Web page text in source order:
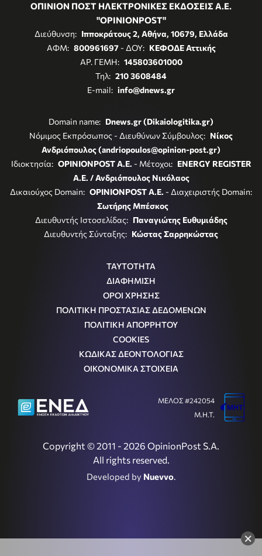
×
ΟΠΙΝΙΟΝ ΠΟΣΤ ΗΛΕΚΤΡΟΝΙΚΕΣ ΕΚΔΟΣΕΙΣ Α.Ε.
"OPINIONPOST"
Διεύθυνση: Ιπποκράτους 2, Αθήνα, 10679, Ελλάδα
ΑΦΜ: 800961697- ΔΟΥ: ΚΕΦΟΔΕ Αττικής
ΑΡ. ΓΕΜΗ: 145803601000
Τηλ: 210 3608484
E-mail: info@dnews.gr
Domain name: Dnews.gr (Dikaiologitika.gr)
Νόμιμος Εκπρόσωπος - Διευθύνων Σύμβουλος: Νίκος
Ανδριόπουλος (andriopoulos@opinion-post.gr)
Ιδιοκτησία: OPINIONPOST A.E. - Μέτοχοι: ENERGY REGISTER
Α.Ε. / Ανδριόπουλος Νικόλαος
Δικαιούχος Domain: OPINIONPOST A.E. - Διαχειριστής Domain:
Σωτήρης Μπέσκος
Διευθυντής Ιστοσελίδας: Παναγιώτης Ευθυμιάδης
Διευθυντής Σύνταξης: Κώστας Σαρρηκώστας
ΤΑΥΤΟΤΗΤΑ
ΔΙΑΦΗΜΙΣΗ
ΟΡΟΙ ΧΡΗΣΗΣ
ΠΟΛΙΤΙΚΗ ΠΡΟΣΤΑΣΙΑΣ ΔΕΔΟΜΕΝΩΝ
ΠΟΛΙΤΙΚΗ ΑΠΟΡΡΗΤΟΥ
COOKIES
ΚΩΔΙΚΑΣ ΔΕΟΝΤΟΛΟΓΙΑΣ
ΟΙΚΟΝΟΜΙΚΑ ΣΤΟΙΧΕΙΑ
Copyright © 2011 - 2026 OpinionPost S.A.
All rights reserved.
Developed by Nuevvo.
ΜΕΛΟΣ #242054
Μ.Η.Τ.